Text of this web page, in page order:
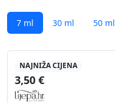
7 ml 30 ml 50 ml
NAJNIŽA CIJENA
3,50 €